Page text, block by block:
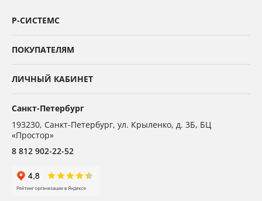
Р-СИСТЕМС
ПОКУПАТЕЛЯМ
ЛИЧНЫЙ КАБИНЕТ
Санкт-Петербург
193230, Санкт-Петербург, ул. Крыленко, д. 3Б, БЦ
«Простор»
8 812 902-22-52